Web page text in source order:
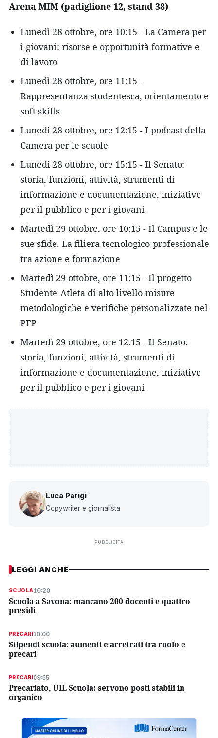
Arena MIM (padiglione 12, stand 38)
Lunedì 28 ottobre, ore 10:15 - La Camera per
i giovani: risorse e opportunità formative e
di lavoro
Lunedì 28 ottobre, ore 11:15 -
Rappresentanza studentesca, orientamento e
soft skills
Lunedì 28 ottobre, ore 12:15 - I podcast della
Camera per le scuole
Lunedì 28 ottobre, ore 15:15 - Il Senato:
storia, funzioni, attività, strumenti di
informazione e documentazione, iniziative
per il pubblico e per i giovani
Martedì 29 ottobre, ore 10:15 - Il Campus e le
sue sfide. La filiera tecnologico-professionale
tra azione e formazione
Martedì 29 ottobre, ore 11:15 - Il progetto
Studente-Atleta di alto livello-misure
metodologiche e verifiche personalizzate nel
PFP
Martedì 29 ottobre, ore 12:15 - Il Senato:
storia, funzioni, attività, strumenti di
informazione e documentazione, iniziative
per il pubblico e per i giovani
Luca Parigi
Copywriter e giornalista
PUBBLICITÀ
LEGGI ANCHE
SCUOLA10:20
Scuola a Savona: mancano 200 docenti e quattro
presidi
PRECARI10:00
Stipendi scuola: aumenti e arretrati tra ruolo e
precari
PRECARI09:55
Precariato, UIL Scuola: servono posti stabili in
organico